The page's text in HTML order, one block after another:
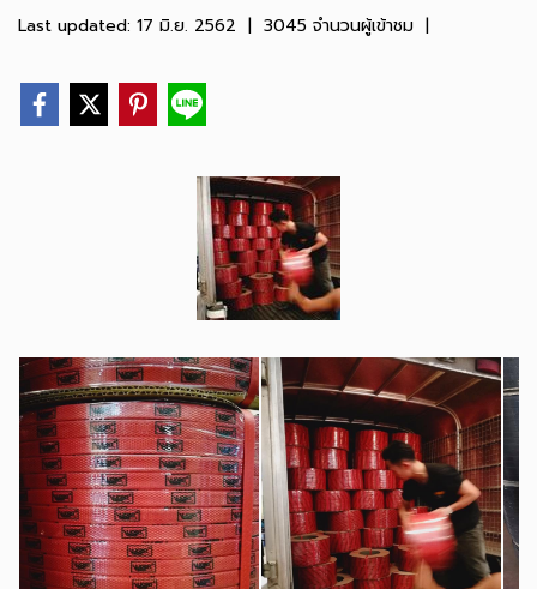
Last updated: 17 มิ.ย. 2562 | 3045 จำนวนผู้เข้าชม |